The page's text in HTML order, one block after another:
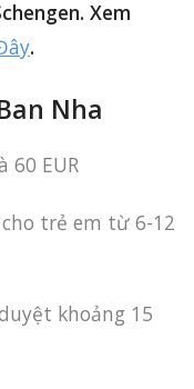
Xem
.
Nha
60 EUR
trẻ em từ 6-12
khoảng 15